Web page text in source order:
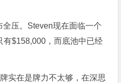
压。Steven现在面临一个
有$158,000，而底池中已经
实在是牌力不太够，在深思